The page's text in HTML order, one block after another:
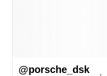
ไทย
@porsche_dsk